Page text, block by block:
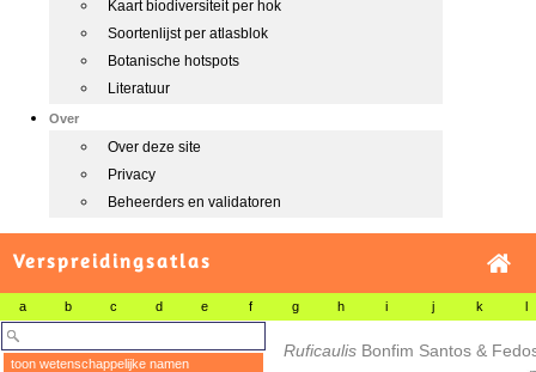
Kaart biodiversiteit per hok
Soortenlijst per atlasblok
Botanische hotspots
Literatuur
Over
Over deze site
Privacy
Beheerders en validatoren
Verspreidingsatlas
a b c d e f g h i j k l
toon wetenschappelijke namen
Ruficaulis Bonfim Santos &